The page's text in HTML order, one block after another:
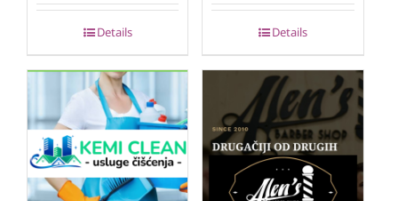
Details Details